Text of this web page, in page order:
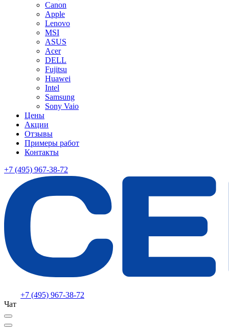
Canon
Apple
Lenovo
MSI
ASUS
Acer
DELL
Fujitsu
Huawei
Intel
Samsung
Sony Vaio
Цены
Акции
Отзывы
Примеры работ
Контакты
+7 (495) 967-38-72
+7 (495) 967-38-72
Чат